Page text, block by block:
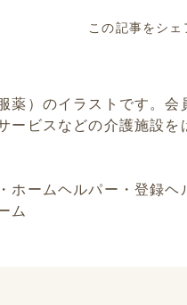
この記事をシェ
薬）のイラストです。会
ービスなどの介護施設を
ホームヘルパー・登録ヘ
ム